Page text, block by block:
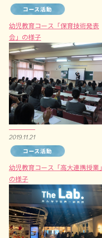
コース活動
幼児教育コース「保育技術発表
会」の様子
2019.11.21
コース活動
幼児教育コース「高大連携授業」
の様子